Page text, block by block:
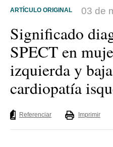
sospecha de amiloidosis
Artefacto por atenuación
Gated-SPECT de mujeres con
probabilidad pre-test baja o
cardiopatía isquémica
La ALASBIMN y la WFNMB
Listado completo
ARTÍCULO ORIGINAL 03 de
Significado
SPECT en
izquierda y
cardiopatía
Referenciar Imprimir